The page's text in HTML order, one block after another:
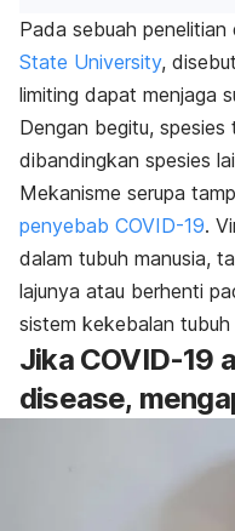
Pada sebuah
State University,
limiting dapat menjaga
Dengan begitu, spesies
dibandingkan spesies
Mekanisme serupa
penyebab COVID-19.
dalam tubuh manusia,
lajunya atau berhenti
sistem kekebalan
Jika COVID-19
disease,